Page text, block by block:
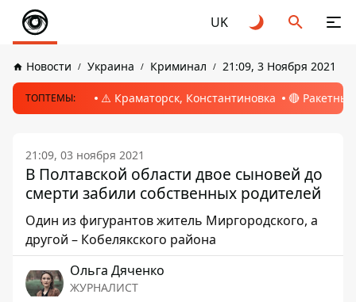
UK
Новости Украина Криминал 21:09, 3 Ноября 2021
ТОПТЕМЫ: ⚠️ Краматорск, Константиновка 🔴
21:09, 03 ноября 2021
В Полтавской области двое сыновей до
смерти забили собственных родителей
Один из фигурантов житель Миргородского, а
другой – Кобелякского района
Ольга Дяченко
ЖУРНАЛИСТ